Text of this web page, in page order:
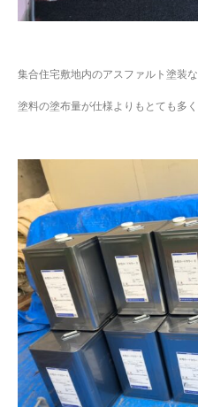
集合住宅敷地内のアスファルト塗装
塗料の塗布量が仕様よりもとても多